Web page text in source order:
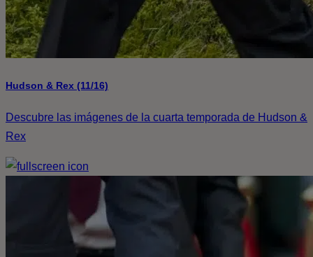
Hudson & Rex (11/16)
Descubre las imágenes de la cuarta temporada de Hudson &
Rex